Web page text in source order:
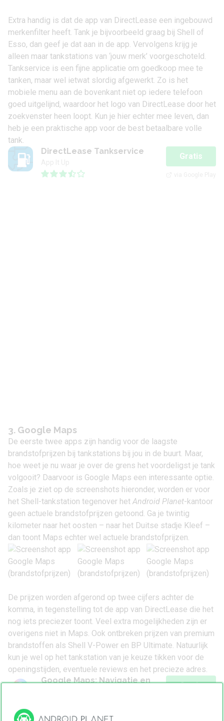
Extra handig is dat de app van DirectLease een ingebouwd
merkenfilter heeft. Tank je bijvoorbeeld graag bij Shell of
Esso, dan geef je dat aan in de app. Vervolgens krijg je
alleen maar tankstations van ‘jouw merk’ voorgeschoteld.
Tankservice is een fijne applicatie om goedkoop mee te
tanken, maar wel ietwat slordig afgewerkt. Zo is het
mobiele menu aan de bovenkant niet op iedere telefoon
goed uitgelijnd, waardoor het logo van DirectLease door het
zoekvenster heen loopt. Kun je hier echter mee leven, dan
heb je een praktische app voor de best betaalbare volle
tank.
DirectLease Tankservice
Gratis
3. Google Maps
De eerste twee apps zijn handig voor de laagste
brandstofprijzen bij tankstations bij jou in de buurt. Maar,
hoe weet je nu waar je over de grens het voordeligst je tank
volgooit? Daarvoor is Google Maps een interessante optie.
Zoals je ziet op de screenshots hieronder, worden er voor
het Shell-tankstation tegenover het Android Planet-kantoor
geen actuele brandstofprijzen getoond. Ga je twintig
kilometer naar het oosten – naar het Duitse stadje Kleef –
dan toont Maps echter wel actuele brandstofprijzen.
De prijzen worden afgerond op twee cijfers achter de
komma, in tegenstelling tot de app van DirectLease die het
nog iets preciezer toont. Veel extra mogelijkheden zijn er
overigens niet in Maps. Ook ontbreken prijzen van premium
brandstoffen als Shell V-Power en BP Ultimate. Natuurlijk
kun je wel op het tankstation van je keuze tikken voor de
openingstijden, eventuele reviews en het precieze adres.
Google Maps: Navigatie en
Gratis